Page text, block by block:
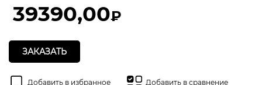
39390,00₽
ЗАКАЗАТЬ
Добавить в избранное Добавить в сравнение